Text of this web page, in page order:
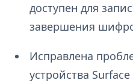
доступен для
завершения
Исправлена
устройства